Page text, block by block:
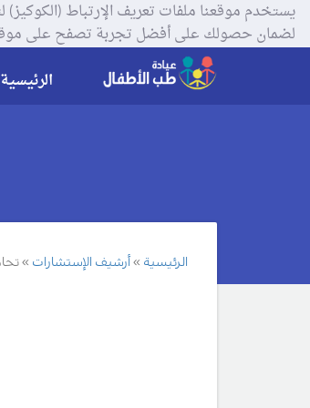
لضمان حصولك على أفضل تجربة تصفح على
الرئيسية
الرئيسية أرشيف الإستشارات